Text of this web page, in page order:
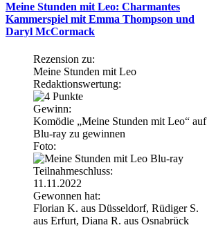
Meine Stunden mit Leo: Charmantes
Kammerspiel mit Emma Thompson und
Daryl McCormack
Rezension zu:
Meine Stunden mit Leo
Redaktionswertung:
Gewinn:
Komödie „Meine Stunden mit Leo“ auf
Blu-ray zu gewinnen
Foto:
Teilnahmeschluss:
11.11.2022
Gewonnen hat:
Florian K. aus Düsseldorf, Rüdiger S.
aus Erfurt, Diana R. aus Osnabrück